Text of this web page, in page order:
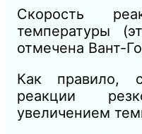
Скорость
температуры
отмечена Вант-
Как правило,
реакции
увеличением